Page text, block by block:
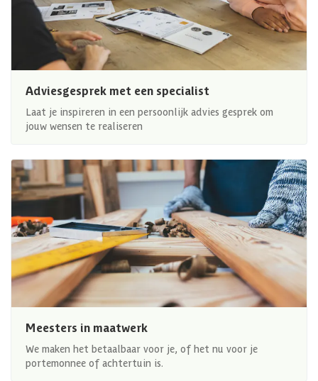
Adviesgesprek met een specialist
Laat je inspireren in een persoonlijk advies gesprek om
jouw wensen te realiseren
Meesters in maatwerk
We maken het betaalbaar voor je, of het nu voor je
portemonnee of achtertuin is.